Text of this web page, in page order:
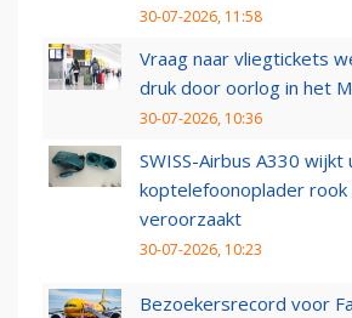
30-07-2026, 11:58
Vraag naar vliegtickets
druk door oorlog in het
30-07-2026, 10:36
SWISS-Airbus A330 wijkt
koptelefoonoplader rook
veroorzaakt
30-07-2026, 10:23
Bezoekersrecord voor